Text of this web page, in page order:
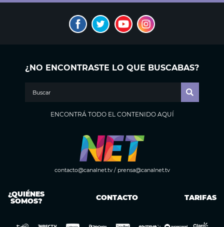
¿NO ENCONTRASTE LO QUE BUSCABAS?
ENCONTRÁ TODO EL CONTENIDO AQUÍ
contacto@canalnet.tv/ prensa@canalnet.tv
¿QUIÉNES
SOMOS? CONTACTO TARIFAS